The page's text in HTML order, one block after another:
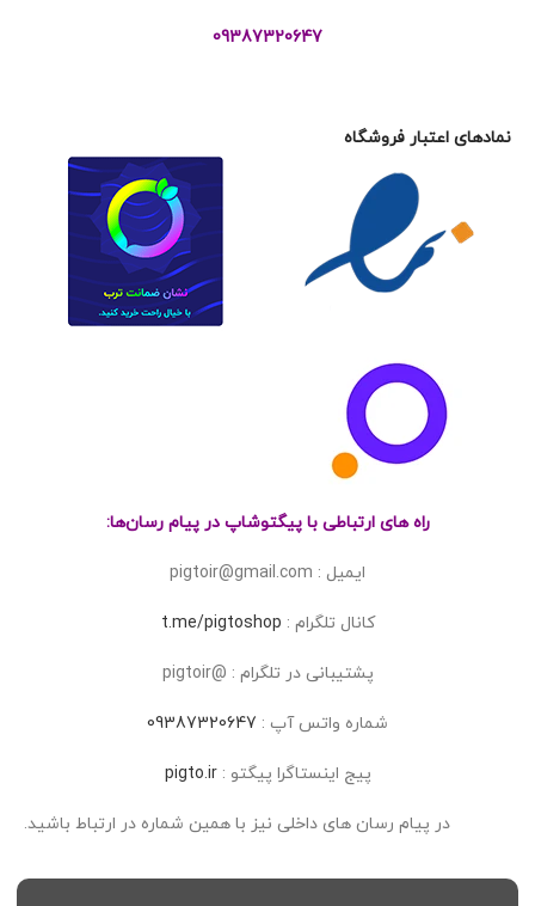
09387320647
نمادهای اعتبار فروشگاه
راه های ارتباطی با پیگتوشاپ در پیام رسان‌ها:
ایمیل : pigtoir@gmail.com
کانال تلگرام : t.me/pigtoshop
پشتیبانی در تلگرام : @pigtoir
شماره واتس آپ : 09387320647
پیج اینستاگرا پیگتو :pigto.ir
در پیام رسان های داخلی نیز با همین شماره در ارتباط باشید.